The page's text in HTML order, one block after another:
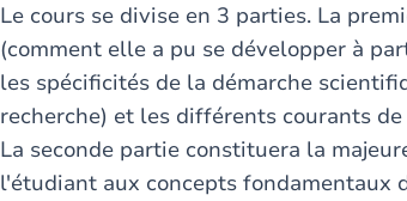
Le cours se divise en 3 parties. La
(comment elle a pu se développer à
les spécificités de la démarche
recherche) et les différents courants
La seconde partie constituera la
l'étudiant aux concepts fondamentaux